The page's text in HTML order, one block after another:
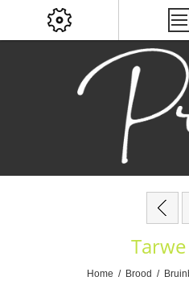
Home / Brood /